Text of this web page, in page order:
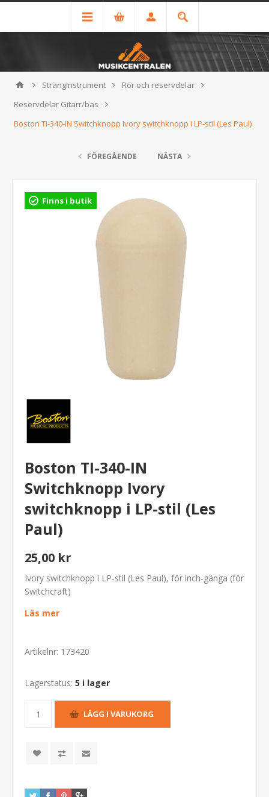
Stränginstrument
Rör och reservdelar
Reservdelar Gitarr/bas
Boston TI-340-IN Switchknopp Ivory switchknopp i LP-stil (Les Paul)
FÖREGÅENDE NÄSTA
Finns i butik
Boston TI-340-IN
Switchknopp Ivory
switchknopp i LP-stil (Les
Paul)
25,00 kr
Ivory switchknopp i LP-stil (Les Paul), för inch-gänga (för
Switchcraft)
Läs mer
Artikelnr: 173420
Lagerstatus: 5 i lager